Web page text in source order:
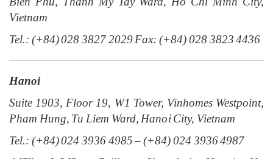
Vietnam
Tel.: (+84) 028 3827 2029 Fax: (+84) 028 3823 4436
Hanoi
Suite 1903, Floor 19, W1 Tower, Vinhomes Westpoint,
Pham Hung, Tu Liem Ward, Hanoi City, Vietnam
Tel.: (+84) 024 3936 4985 – (+84) 024 3936 4987